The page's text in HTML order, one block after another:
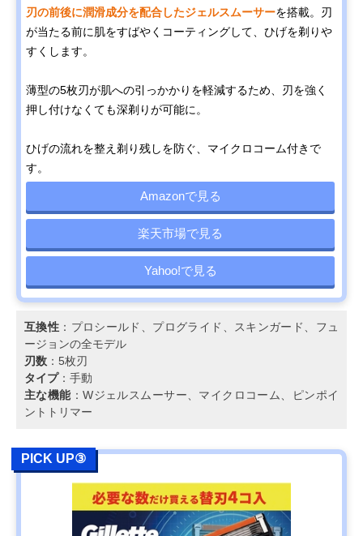
刃の前後に潤滑成分を配合したジェルスムーサーを搭載。刃
が当たる前に肌をすばやくコーティングして、ひげを剃りや
すくします。
薄型の5枚刃が肌への引っかかりを軽減するため、刃を強く
押し付けなくても深剃りが可能に。
ひげの流れを整え剃り残しを防ぐ、マイクロコーム付きで
す。
Amazonで見る
楽天市場で見る
Yahoo!で見る
互換性 ：プロシールド、プログライド、スキンガード、フュ
ージョンの全モデル
刃数 ：5枚刃
タイプ：手動
主な機能：Wジェルスムーサー、マイクロコーム、ピンポイ
ントトリマー
PICK UP③